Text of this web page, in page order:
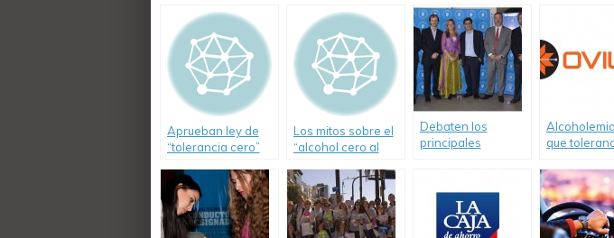
víctimas
Aprueban ley de
“tolerancia cero”
que manejen en
estado de
ebriedad
Los mitos sobre el
“alcohol cero al
mundo”
Debaten los
principales
Argentina
que
un informe
OVILAM